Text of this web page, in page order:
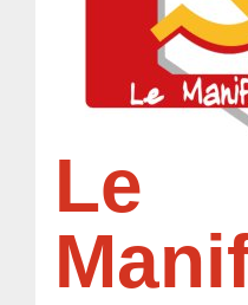
Le